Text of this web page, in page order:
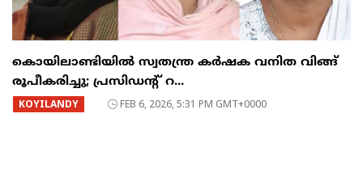
കൊയിലാണ്ടിയിൽ സ്വതന്ത്ര കർഷക വനിത വിങ്ങ്
രൂപീകരിച്ചു; പ്രസിഡന്റ്‌ റ...
KOYILANDY FEB 6, 2026, 5:31 PM GMT+0000